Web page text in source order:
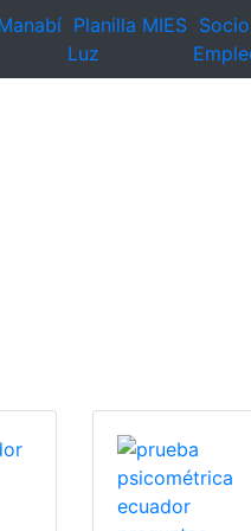
Planilla
Luz
MIES Socio